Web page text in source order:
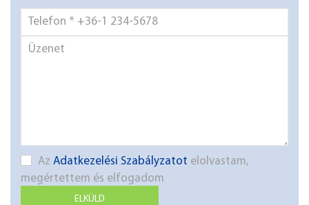
Az Adatkezelési Szabályzatot elolvastam,
megértettem és elfogadom
ELKÜLD